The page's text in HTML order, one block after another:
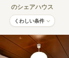
のシェアハウス
くわしい条件